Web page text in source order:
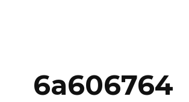
6a606764